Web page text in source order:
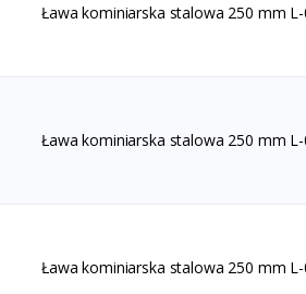
Ława kominiarska stalowa 250 mm
Ława kominiarska stalowa 250 mm
Ława kominiarska stalowa 250 mm